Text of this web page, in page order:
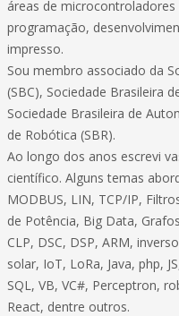
áreas de microcontroladores
programação,
impresso.
Sou membro associado da
(SBC), Sociedade Brasileira
Sociedade Brasileira de
de Robótica (SBR).
Ao longo dos anos escrevi
científico. Alguns temas
MODBUS, LIN, TCP/IP,
de Potência, Big Data,
CLP, DSC, DSP, ARM,
solar, IoT, LoRa, Java, php,
SQL, VB, VC#, Perceptron,
React, dentre outros.